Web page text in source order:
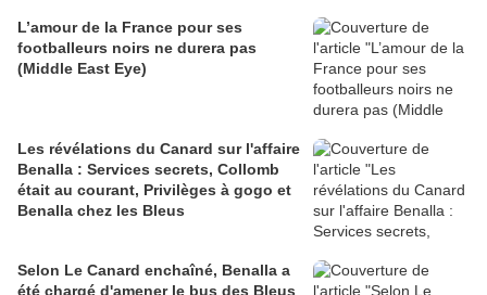
L’amour de la France pour ses
footballeurs noirs ne durera pas
(Middle East Eye)
Les révélations du Canard sur l'affaire
Benalla : Services secrets, Collomb
était au courant, Privilèges à gogo et
Benalla chez les Bleus
Selon Le Canard enchaîné, Benalla a
été chargé d'amener le bus des Bleus